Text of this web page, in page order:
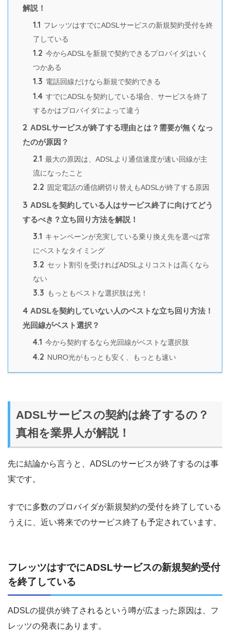
解説！
1.1 フレッツはすでにADSLサービスの新規契約受付を終
了している
1.2 今からADSLを新規で契約できるプロバイダはいく
つかある
1.3 電話回線だけなら新規で契約できる
1.4 すでにADSLを契約している場合、サービスを終了
するかはプロバイダによって違う
2 ADSLサービスが終了する理由とは？需要が無くなっ
たのが原因？
2.1 最大の原因は、ADSLより通信速度が速い回線が主
流になったこと
2.2 固定電話の通信網切り替えもADSLが終了する原因
3 ADSLを契約している人はサービス終了に向けてどう
するべき？立ち回り方法を解説！
3.1 キャンペーンが充実している乗り換え先を選べば常
にベストなタイミング
3.2 セット割引を受ければADSLよりコストは高くなら
ない
3.3 もっともベストな選択肢は光！
4 ADSLを契約していない人のベストな立ち回り方法！
光回線がベスト選択？
4.1 今から契約するなら光回線がベストな選択肢
4.2 NURO光がもっとも安く、もっとも速い
ADSLサービスの契約は終了するの？
真相を業界人が解説！
先に結論から言うと、ADSLのサービスが終了するのは事
実です。
すでに多数のプロバイダが新規契約の受付を終了している
うえに、近い将来でのサービス終了も予定されています。
フレッツはすでにADSLサービスの新規契約受付
を終了している
ADSLの提供が終了されるという噂が広まった原因は、フ
レッツの発表にあります。